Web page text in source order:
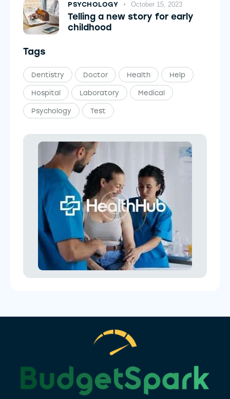
PSYCHOLOGY October 15, 2023
Telling a new story for early
childhood
Tags
Dentistry Doctor Health Help
Hospital Laboratory Medical
Psychology Test